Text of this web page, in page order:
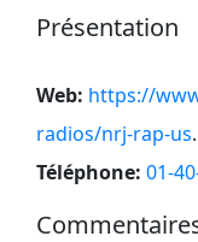
Présentation
Web: https://
radios/nrj-rap-us.
Téléphone: 01-